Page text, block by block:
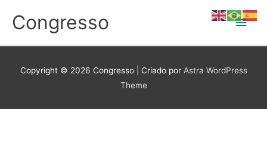
paraCongresso
Copyright © 2026 Congresso| Criado por Astra WordPress
Theme